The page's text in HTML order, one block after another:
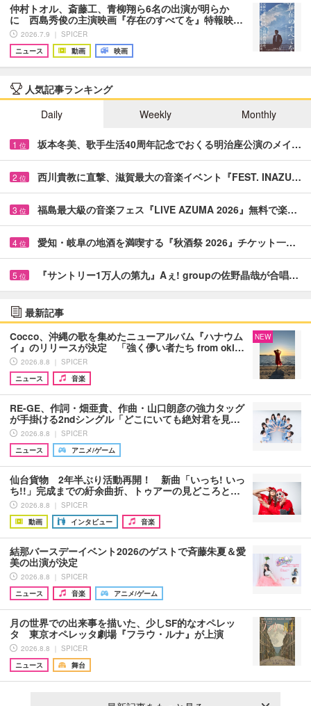
仲村トオル、斎藤工、青柳翔ら6名の出演が明らか
に 西島秀俊の主演映画『存在のすべてを』特報映…
2026.7.9 ｜ SPICER
ニュース
動画 映画
人気記事ランキング
Daily
Weekly Monthly
1 位 坂本冬美、歌手生活40周年記念でおくる明治座公演のメイ…
2 位 西川貴教に直撃、滋賀最大の音楽イベント『FEST. INAZU…
3 位 福島最大級の音楽フェス『LIVE AZUMA 2026』無料で楽…
4 位 愛知・岐阜の地酒を満喫する『秋酒祭 2026』チケット一…
5 位 『サントリー1万人の第九』Aぇ! groupの佐野晶哉が合唱…
最新記事
Cocco、沖縄の歌を集めたニューアルバム『ハナウム
イ』のリリースが決定 「強く儚い者たち from oki…
2026.8.8 ｜ SPICER
ニュース
音楽
NEW
RE-GE、作詞・畑亜貴、作曲・山口朗彦の強力タッグ
が手掛ける2ndシングル「どこにいても絶対君を見…
2026.8.8 ｜ SPICER
ニュース
アニメ/ゲーム
仙台貨物 2年半ぶり活動再開！ 新曲「いっち! いっ
ち!!」完成までの紆余曲折、トゥアーの見どころと…
2026.8.8 ｜ SPICER
動画
インタビュー 音楽
結那バースデーイベント2026のゲストで斉藤朱夏＆愛
美の出演が決定
2026.8.8 ｜ SPICER
ニュース
音楽 アニメ/ゲーム
月の世界での出来事を描いた、少しSF的なオペレッ
タ 東京オペレッタ劇場『フラウ・ルナ』が上演
2026.8.8 ｜ SPICER
ニュース
舞台